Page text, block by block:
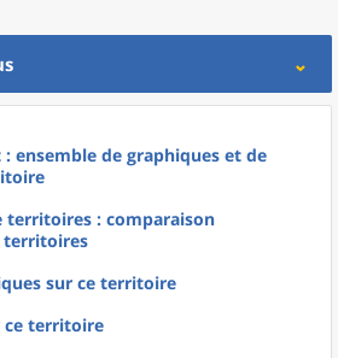
ensemble de graphiques et de
territoires : comparaison
territoires
sur ce territoire
ce territoire